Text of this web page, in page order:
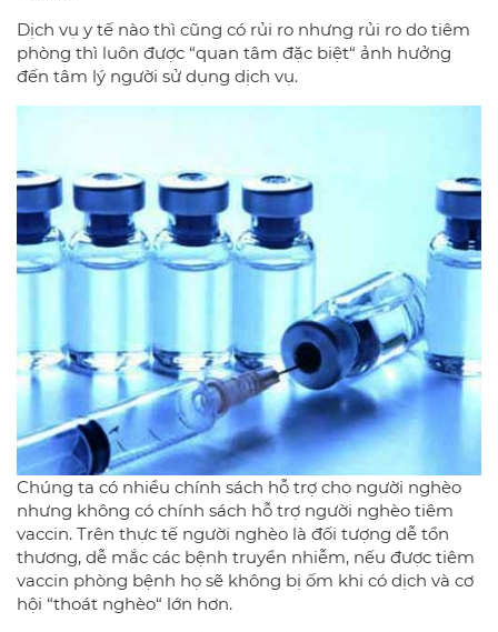
Dịch vụ y tế nào thì cũng có rủi ro nhưng rủi ro do tiêm
phòng thì luôn được “quan tâm đặc biệt“ ảnh hưởng
đến tâm lý người sử dụng dịch vụ.
Chúng ta có nhiều chính sách hỗ trợ cho người nghèo
nhưng không có chính sách hỗ trợ người nghèo tiêm
vaccin. Trên thực tế người nghèo là đối tượng dễ tổn
thương, dễ mắc các bệnh truyền nhiễm, nếu được tiêm
vaccin phòng bệnh họ sẽ không bị ốm khi có dịch và cơ
hội “thoát nghèo“ lớn hơn.